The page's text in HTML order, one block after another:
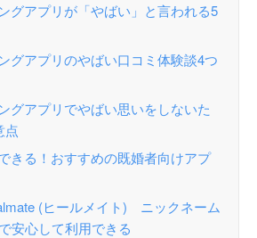
グアプリが「やばい」と言われる5
グアプリのやばい口コミ体験談4つ
グアプリでやばい思いをしないた
点
きる！おすすめの既婚者向けアプ
(ヒールメイト) ニックネーム
安心して利用できる